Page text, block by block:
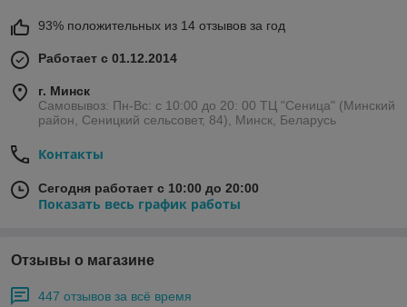
93% положительных из 14 отзывов за год
Работает с 01.12.2014
г. Минск
Самовывоз: Пн-Вс: с 10:00 до 20: 00 ТЦ "Сеница" (Минский
район, Сеницкий сельсовет, 84), Минск, Беларусь
Контакты
Сегодня работает с 10:00 до 20:00
Показать весь график работы
Отзывы о магазине
447 отзывов за всё время